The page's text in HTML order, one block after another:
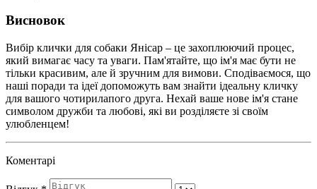
Висновок
Вибір клички для собаки Янісар – це захоплюючий процес,
який вимагає часу та уваги. Пам'ятайте, що ім'я має бути не
тільки красивим, але й зручним для вимови. Сподіваємося, що
наші поради та ідеї допоможуть вам знайти ідеальну кличку
для вашого чотирилапого друга. Нехай ваше нове ім'я стане
символом дружби та любові, які ви розділяєте зі своїм
улюбленцем!
Коментарі